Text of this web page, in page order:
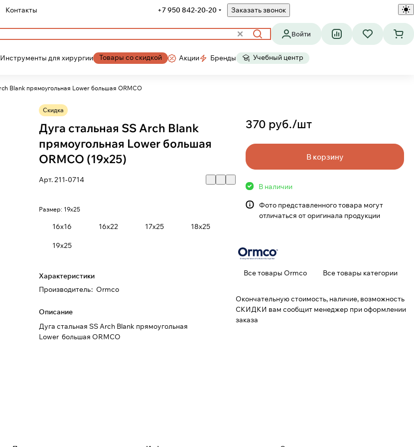
Контакты +7 950 842-20-20 Заказать звонок
Войти
Инструменты для хирургии Товары со скидкой Акции Бренды Учебный центр
Дуга стальная SS Arch Blank прямоугольная Lower большая ORMCO
Скидка
Дуга стальная SS Arch Blank
прямоугольная Lower большая
ORMCO (19х25)
Арт.211-0714
Размер: 19х25
16х16 16х22 17х25 18х25
19х25
Характеристики
Производитель: Ormco
Описание
Дуга стальная SS Arch Blank прямоугольная
Lower большая ORMCO
370 руб./шт
В корзину
В наличии
Фото представленного товара могут
отличаться от оригинала продукции
Все товары Ormco Все товары категории
Окончательную стоимость, наличие, возможность
СКИДКИ вам сообщит менеджер при оформлении
заказа